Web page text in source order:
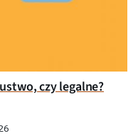
czy legalne?